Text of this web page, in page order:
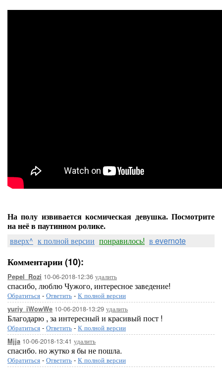
На полу извивается космическая девушка. Посмотрите
на неё в паутинном ролике.
вверх^ к полной версии понравилось! в evernote
Комментарии (10):
Pepel_Rozi 10-06-2018-12:36 удалить
спасибо, люблю Чужого, интересное заведение!
Обратиться - Ответить - К полной версии
yuriy_iWowWe 10-06-2018-13:29 удалить
Благодарю , за интересный и красивый пост !
Обратиться - Ответить - К полной версии
Mjja 10-06-2018-13:41 удалить
спасибо. но жутко я бы не пошла.
Обратиться - Ответить - К полной версии